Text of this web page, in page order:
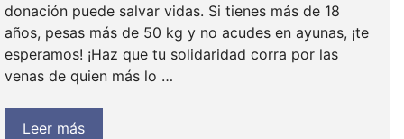
donación puede salvar vidas. Si tienes más de 18
años, pesas más de 50 kg y no acudes en ayunas, ¡te
esperamos! ¡Haz que tu solidaridad corra por las
venas de quien más lo …
Leer más